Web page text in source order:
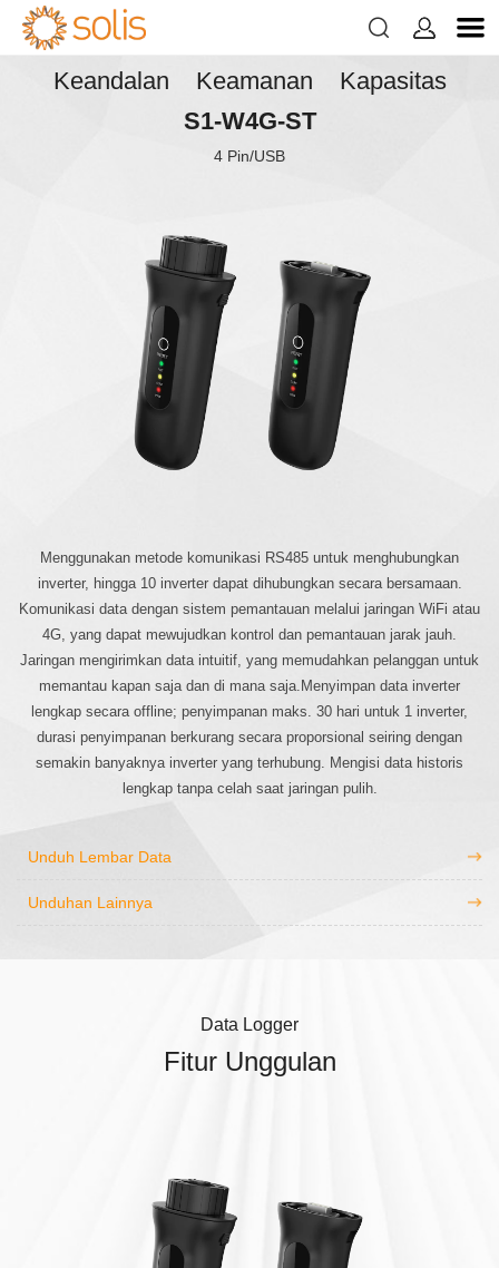
 
Keandalan Keamanan Kapasitas
S1-W4G-ST
4 Pin/USB
Menggunakan metode komunikasi RS485 untuk menghubungkan
inverter, hingga 10 inverter dapat dihubungkan secara bersamaan.
Komunikasi data dengan sistem pemantauan melalui jaringan WiFi atau
4G, yang dapat mewujudkan kontrol dan pemantauan jarak jauh.
Jaringan mengirimkan data intuitif, yang memudahkan pelanggan untuk
memantau kapan saja dan di mana saja.Menyimpan data inverter
lengkap secara offline; penyimpanan maks. 30 hari untuk 1 inverter,
durasi penyimpanan berkurang secara proporsional seiring dengan
semakin banyaknya inverter yang terhubung. Mengisi data historis
lengkap tanpa celah saat jaringan pulih.
Unduh Lembar Data
Unduhan Lainnya
Data Logger
Fitur Unggulan